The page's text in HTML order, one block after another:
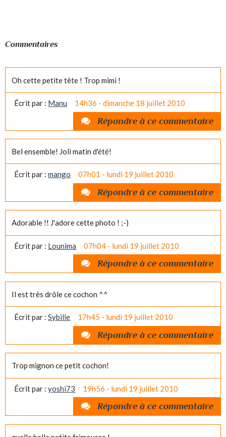
Commentaires
Oh cette petite tête ! Trop mimi !
Écrit par : Manu 14h36 - dimanche 18 juillet 2010
Répondre à ce commentaire
Bel ensemble! Joli matin d'été!
Écrit par :mango 07h01 - lundi 19 juillet 2010
Répondre à ce commentaire
Adorable !! J'adore cette photo ! ;-)
Écrit par : Lounima 07h04- lundi 19 juillet 2010
Répondre à ce commentaire
Il est très drôle ce cochon ^^
Écrit par :Sybille 17h45 - lundi 19 juillet 2010
Répondre à ce commentaire
Trop mignon ce petit cochon!
Écrit par :yoshi73 19h56 - lundi 19 juillet 2010
Répondre à ce commentaire